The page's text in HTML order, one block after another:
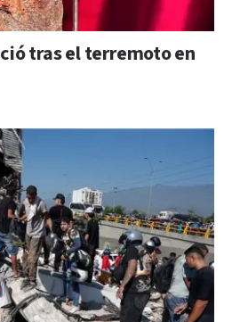
tras el terremoto en